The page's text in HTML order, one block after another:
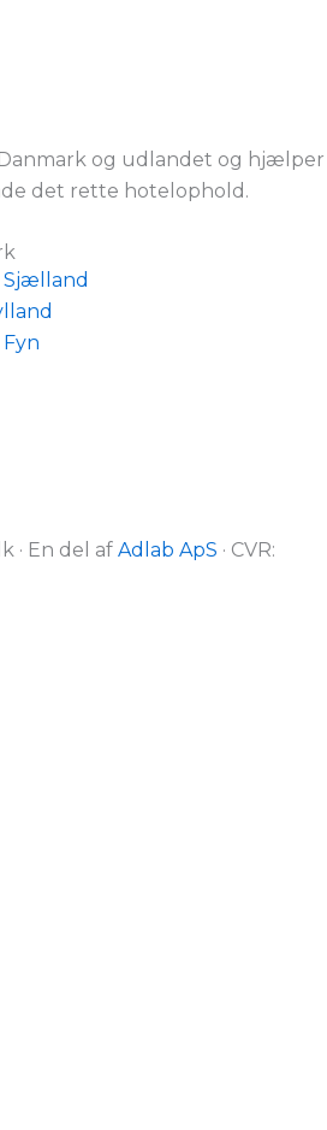
og udlandet og hjælper
det rette hotelophold.
· En del af Adlab ApS · CVR: